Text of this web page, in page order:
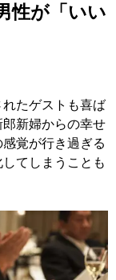
性が「いい
たゲストも喜ば
新婦からの幸せ
覚が行き過ぎる
てしまうことも